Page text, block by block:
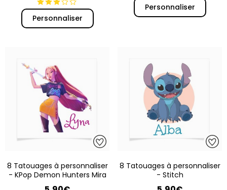
Personnaliser
Personnaliser
8 Tatouages à personnaliser
- KPop Demon Hunters Mira
8 Tatouages à personnaliser
- Stitch